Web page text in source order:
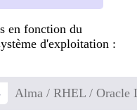
en fonction du
d'exploitation :
Alma / RHEL / Oracle